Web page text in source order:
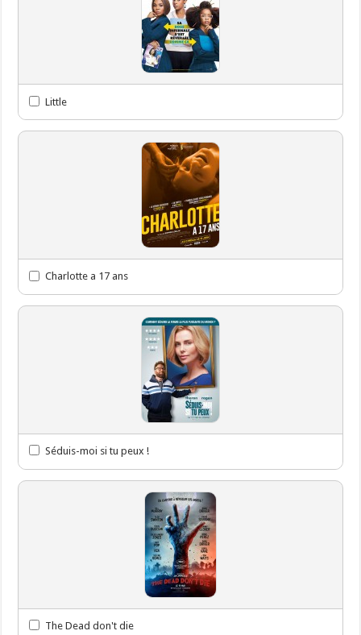
Little
Charlotte a 17 ans
Séduis-moi si tu peux !
The Dead don't die